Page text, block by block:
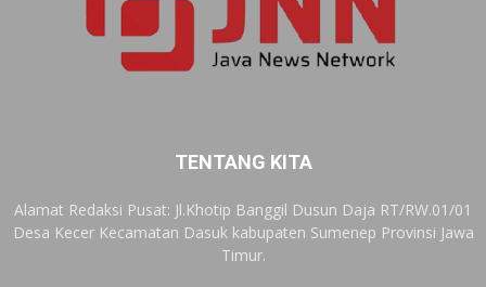
TENTANG KITA
Alamat Redaksi Pusat: Jl.Khotip Banggil Dusun Daja RT/RW.01/01
Desa Kecer Kecamatan Dasuk kabupaten Sumenep Provinsi Jawa
Timur.